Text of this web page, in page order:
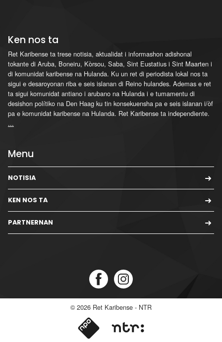
Ken nos ta
Ret Karibense ta trese notisia, aktualidat i informashon adishonal
tokante di Aruba, Boneiru, Kòrsou, Saba, Sint Eustatius i Sint Maarten i
di komunidat karibense na Hulanda. Ku un ret di periodista lokal nos ta
sigui e desaroyonan riba e seis islanan di Reino hulandes. Ademas e ret
ta sigui komunidat antiano i arubano na Hulanda i e tumamentu di
desishon polítiko na Den Haag ku tin konsekuensha pa e seis islanan i/òf
pa e komunidat karibense na Hulanda. Ret Karibense ta independiente.
...
Menu
NOTISIA
KEN NOS TA
PARTNERNAN
© 2026 Ret Karibense - NTR